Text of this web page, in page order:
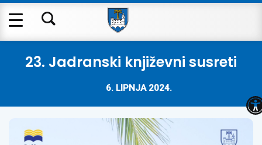
23. Jadranski književni susreti
6. LIPNJA 2024.